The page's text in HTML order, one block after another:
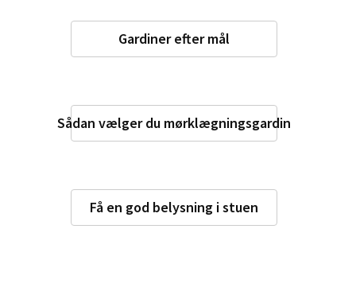
Gardiner efter mål
Sådan vælger du mørklægningsgardin
Få en god belysning i stuen